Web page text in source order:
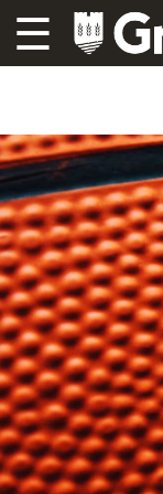
☰